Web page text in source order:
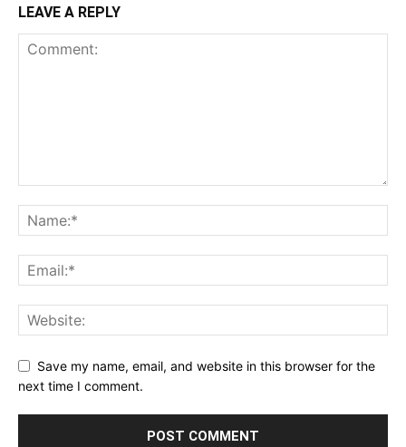
LEAVE A REPLY
Save my name, email, and website in this browser for the
next time I comment.